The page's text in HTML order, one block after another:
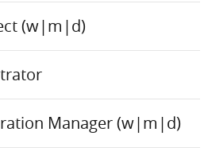
(w|m|d)
Manager (w|m|d)